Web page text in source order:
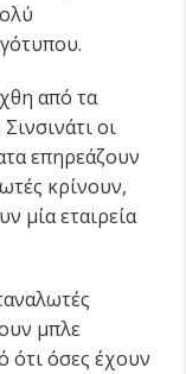
από τα
οι
επηρεάζουν
κρίνουν,
μία εταιρεία
μπλε
ότι όσες έχουν